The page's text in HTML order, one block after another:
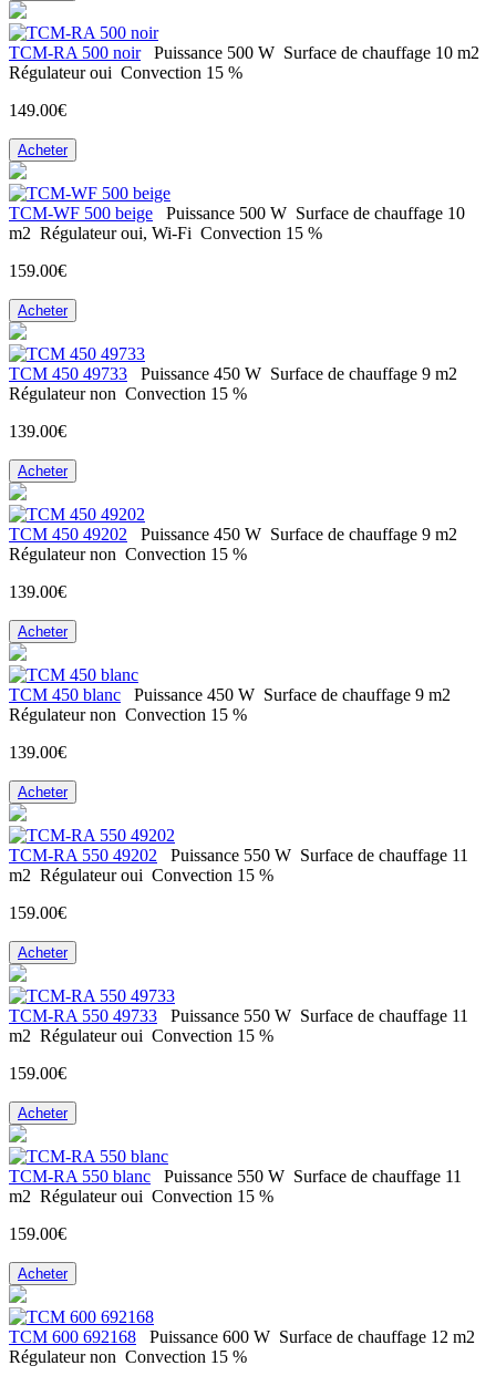
ТСM-RA 500 noir Puissance 500 W Surface de chauffage 10 m2
Régulateur oui Convection 15 %
149.00€
Acheter
TCM-WF 500 beige Puissance 500 W Surface de chauffage 10
m2 Régulateur oui, Wi-Fi Convection 15 %
159.00€
Acheter
ТСМ 450 49733 Puissance 450 W Surface de chauffage 9 m2
Régulateur non Convection 15 %
139.00€
Acheter
ТСМ 450 49202 Puissance 450 W Surface de chauffage 9 m2
Régulateur non Convection 15 %
139.00€
Acheter
ТСМ 450 blanc Puissance 450 W Surface de chauffage 9 m2
Régulateur non Convection 15 %
139.00€
Acheter
ТСМ-RA 550 49202 Puissance 550 W Surface de chauffage 11
m2 Régulateur oui Convection 15 %
159.00€
Acheter
ТСМ-RA 550 49733 Puissance 550 W Surface de chauffage 11
m2 Régulateur oui Convection 15 %
159.00€
Acheter
ТСМ-RA 550 blanc Puissance 550 W Surface de chauffage 11
m2 Régulateur oui Convection 15 %
159.00€
Acheter
ТСМ 600 692168 Puissance 600 W Surface de chauffage 12 m2
Régulateur non Convection 15 %